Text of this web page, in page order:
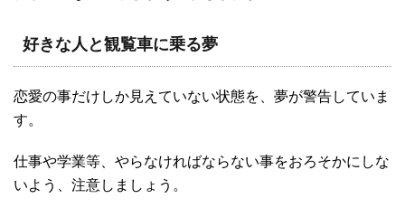
好きな人と観覧車に乗る夢
恋愛の事だけしか見えていない状態を、夢が警告していま
す。
仕事や学業等、やらなければならない事をおろそかにしな
いよう、注意しましょう。